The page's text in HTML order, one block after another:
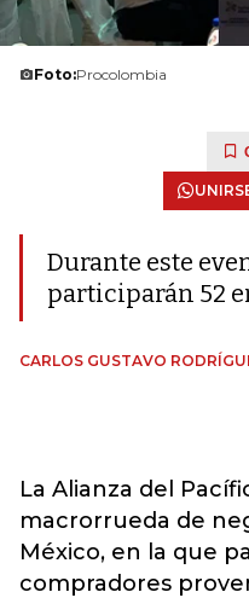
Foto:Procolombia
Durante este
participarán 52
CARLOS GUSTAVO
La Alianza del
macrorrueda de
México, en la que
compradores